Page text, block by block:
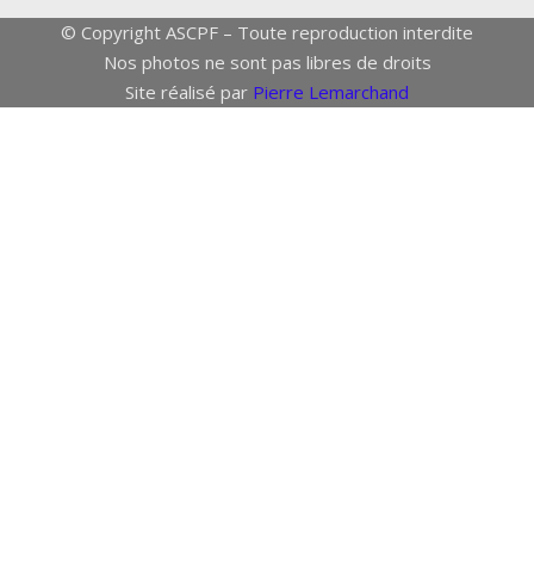
© Copyright ASCPF – Toute reproduction interdite
Nos photos ne sont pas libres de droits
Site réalisé par Pierre Lemarchand